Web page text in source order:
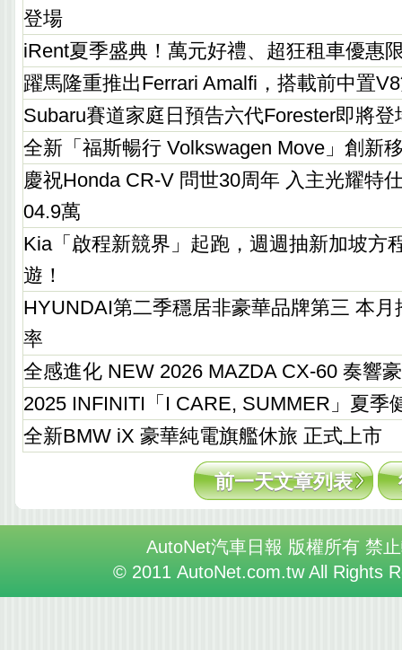
登場
iRent夏季盛典！萬元好禮、超狂租車優惠
躍馬隆重推出Ferrari Amalfi，搭載前中置
Subaru賽道家庭日預告六代Forester即將登
全新「福斯暢行 Volkswagen Move」創新
慶祝Honda CR-V 問世30周年 入主光耀特
04.9萬
Kia「啟程新競界」起跑，週週抽新加坡方
遊！
HYUNDAI第二季穩居非豪華品牌第三 本月
率
全感進化 NEW 2026 MAZDA CX-60 奏響
2025 INFINITI「I CARE, SUMMER」夏季
全新BMW iX 豪華純電旗艦休旅 正式上市
前一天文章列表
AutoNet汽車日報 版權所有 禁
© 2011 AutoNet.com.tw All Rights